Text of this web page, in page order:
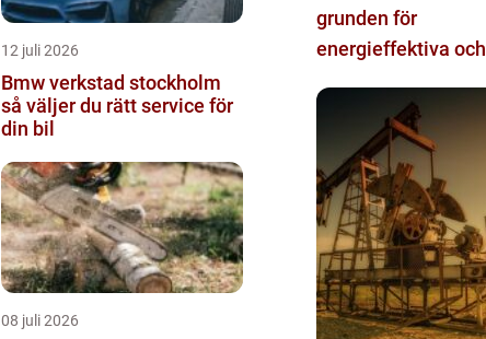
12 juli 2026
Bmw verkstad stockholm
så väljer du rätt service för
din bil
08 juli 2026
grunden för
energieffektiva och